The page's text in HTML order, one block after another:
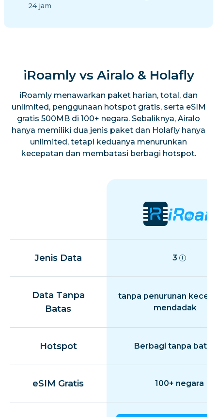
24 jam
iRoamly vs Airalo & Holafly
iRoamly menawarkan paket harian, total, dan
unlimited, penggunaan hotspot gratis, serta eSIM
gratis 500MB di 100+ negara. Sebaliknya, Airalo
hanya memiliki dua jenis paket dan Holafly hanya
unlimited, tetapi keduanya menurunkan
kecepatan dan membatasi berbagi hotspot.
Jenis Data 3
Data Tanpa
Batas
tanpa penurunan
mendadak
Hotspot Berbagi tanpa batas
eSIM Gratis 100+ negara